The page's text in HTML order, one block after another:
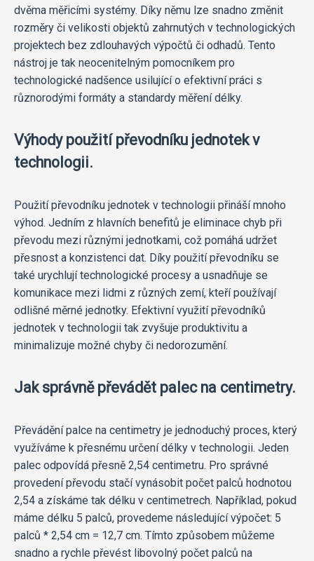
dvěma měřicími systémy. Díky němu lze snadno změnit
rozměry či velikosti objektů zahrnutých v technologických
projektech bez zdlouhavých výpočtů či odhadů. Tento
nástroj je tak neocenitelným pomocníkem pro
technologické nadšence usilující o efektivní práci s
různorodými formáty a standardy měření délky.
Výhody použití převodníku jednotek v
technologii.
Použití převodníku jednotek v technologii přináší mnoho
výhod. Jedním z hlavních benefitů je eliminace chyb při
převodu mezi různými jednotkami, což pomáhá udržet
přesnost a konzistenci dat. Díky použití převodníku se
také urychlují technologické procesy a usnadňuje se
komunikace mezi lidmi z různých zemí, kteří používají
odlišné měrné jednotky. Efektivní využití převodníků
jednotek v technologii tak zvyšuje produktivitu a
minimalizuje možné chyby či nedorozumění.
Jak správně převádět palec na centimetry.
Převádění palce na centimetry je jednoduchý proces, který
využíváme k přesnému určení délky v technologii. Jeden
palec odpovídá přesně 2,54 centimetru. Pro správné
provedení převodu stačí vynásobit počet palců hodnotou
2,54 a získáme tak délku v centimetrech. Například, pokud
máme délku 5 palců, provedeme následující výpočet: 5
palců * 2,54 cm = 12,7 cm. Tímto způsobem můžeme
snadno a rychle převést libovolný počet palců na